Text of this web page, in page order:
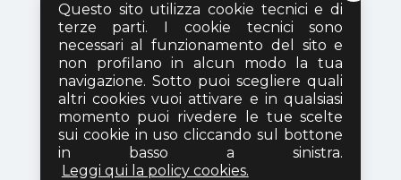
Questo sito utilizza cookie tecnici e di
terze parti. I cookie tecnici sono
necessari al funzionamento del sito e
non profilano in alcun modo la tua
navigazione. Sotto puoi scegliere quali
altri cookies vuoi attivare e in qualsiasi
momento puoi rivedere le tue scelte
sui cookie in uso cliccando sul bottone
in basso a sinistra.
Leggi qui la policy cookies.